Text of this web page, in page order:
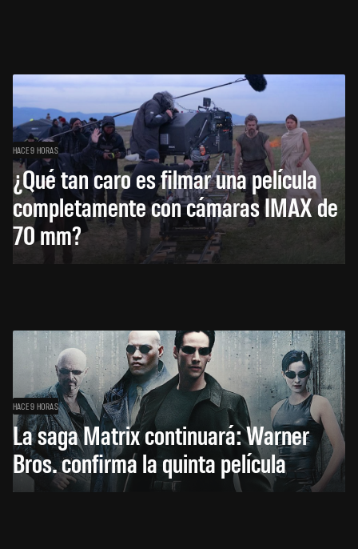
HACE 9 HORAS
¿Qué tan caro es filmar una película
completamente con cámaras IMAX de
70 mm?
HACE 9 HORAS
La saga Matrix continuará: Warner
Bros. confirma la quinta película